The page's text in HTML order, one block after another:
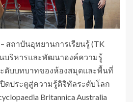
สถาบันอุทยานการเรียนรู้ (TK
นบริหารและพัฒนาองค์ความรู้
ดับบทบาทของห้องสมุดและพื้นที่
ดประตูสู่ความรู้ดิจิทัลระดับโลก
Britannica Australia